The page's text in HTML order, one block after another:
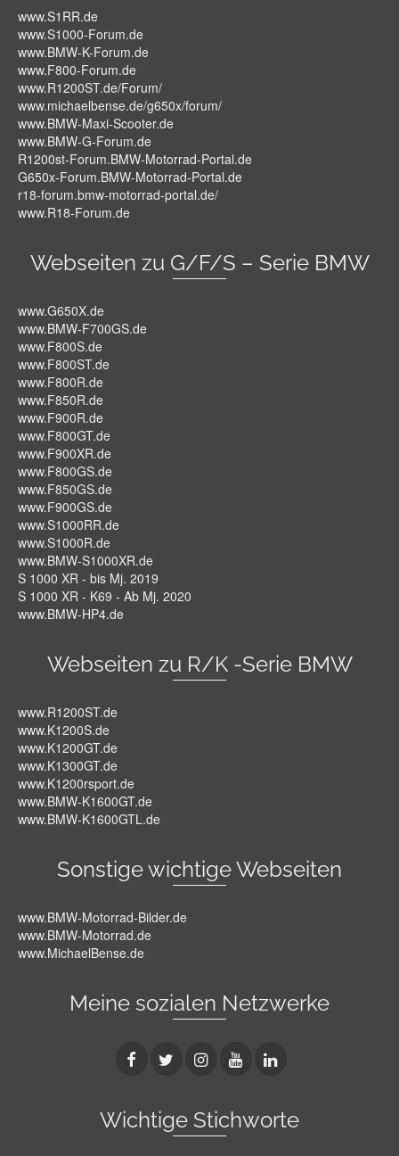
www.S1RR.de
www.S1000-Forum.de
www.BMW-K-Forum.de
www.F800-Forum.de
www.R1200ST.de/Forum/
www.michaelbense.de/g650x/forum/
www.BMW-Maxi-Scooter.de
www.BMW-G-Forum.de
R1200st-Forum.BMW-Motorrad-Portal.de
G650x-Forum.BMW-Motorrad-Portal.de
r18-forum.bmw-motorrad-portal.de/
www.R18-Forum.de
Webseiten zu G/F/S – Serie BMW
www.G650X.de
www.BMW-F700GS.de
www.F800S.de
www.F800ST.de
www.F800R.de
www.F850R.de
www.F900R.de
www.F800GT.de
www.F900XR.de
www.F800GS.de
www.F850GS.de
www.F900GS.de
www.S1000RR.de
www.S1000R.de
www.BMW-S1000XR.de
S 1000 XR - bis Mj. 2019
S 1000 XR - K69 - Ab Mj. 2020
www.BMW-HP4.de
Webseiten zu R/K -Serie BMW
www.R1200ST.de
www.K1200S.de
www.K1200GT.de
www.K1300GT.de
www.K1200rsport.de
www.BMW-K1600GT.de
www.BMW-K1600GTL.de
Sonstige wichtige Webseiten
www.BMW-Motorrad-Bilder.de
www.BMW-Motorrad.de
www.MichaelBense.de
Meine sozialen Netzwerke
Wichtige Stichworte